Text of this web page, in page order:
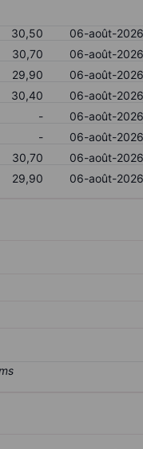
30,50
06-août-2026
30,70
06-août-2026
29,90
06-août-2026
30,40
06-août-2026
-
06-août-2026
-
06-août-2026
30,70
06-août-2026
29,90 06-août-2026